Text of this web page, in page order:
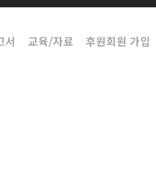
서 교육/자료 후원회원 가입